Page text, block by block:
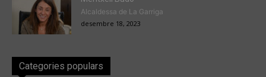
Alcaldessa de La Garriga
desembre 18, 2023
Categories populars